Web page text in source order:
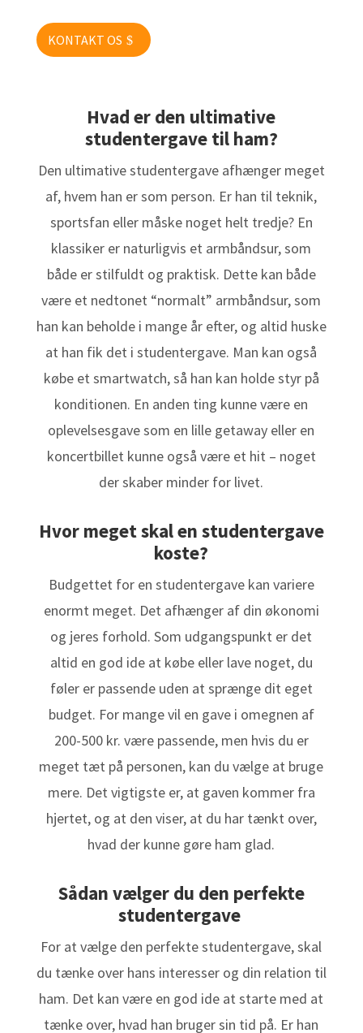
KONTAKT OS
Hvad er den ultimative
studentergave til ham?
Den ultimative studentergave afhænger meget
af, hvem han er som person. Er han til teknik,
sportsfan eller måske noget helt tredje? En
klassiker er naturligvis et armbåndsur, som
både er stilfuldt og praktisk. Dette kan både
være et nedtonet “normalt” armbåndsur, som
han kan beholde i mange år efter, og altid huske
at han fik det i studentergave. Man kan også
købe et smartwatch, så han kan holde styr på
konditionen. En anden ting kunne være en
oplevelsesgave som en lille getaway eller en
koncertbillet kunne også være et hit – noget
der skaber minder for livet.
Hvor meget skal en studentergave
koste?
Budgettet for en studentergave kan variere
enormt meget. Det afhænger af din økonomi
og jeres forhold. Som udgangspunkt er det
altid en god ide at købe eller lave noget, du
føler er passende uden at sprænge dit eget
budget. For mange vil en gave i omegnen af
200-500 kr. være passende, men hvis du er
meget tæt på personen, kan du vælge at bruge
mere. Det vigtigste er, at gaven kommer fra
hjertet, og at den viser, at du har tænkt over,
hvad der kunne gøre ham glad.
Sådan vælger du den perfekte
studentergave
For at vælge den perfekte studentergave, skal
du tænke over hans interesser og din relation til
ham. Det kan være en god ide at starte med at
tænke over, hvad han bruger sin tid på. Er han